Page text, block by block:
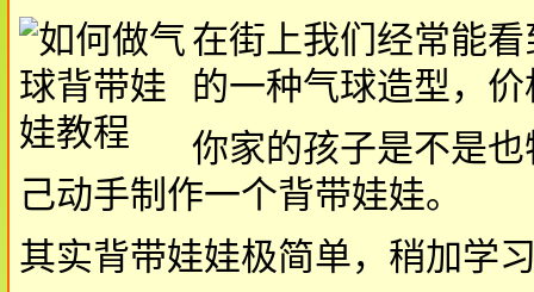
在街上我们经常能
的一种气球造型，
你家的孩子是不是
己动手制作一个背带娃娃。
其实背带娃娃极简单，稍加学